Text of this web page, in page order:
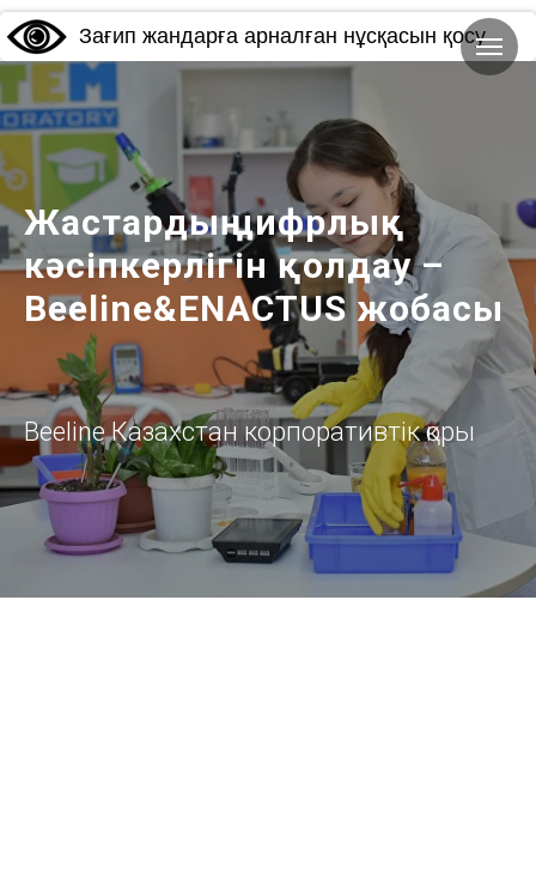
Зағип жандарға арналған нұсқасын қосу
Жастардың цифрлық
кәсіпкерлігін қолдау –
Beeline&ENACTUS жобасы
Beeline Казахстан корпоративтік қоры